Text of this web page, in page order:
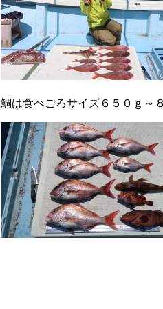
鯛は食べごろサイズ６５０ｇ～